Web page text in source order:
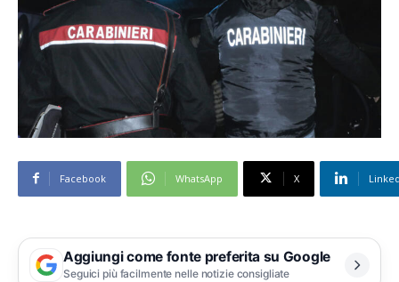
Facebook WhatsApp X
Aggiungi come fonte preferita su Google
Seguici più facilmente nelle notizie consigliate